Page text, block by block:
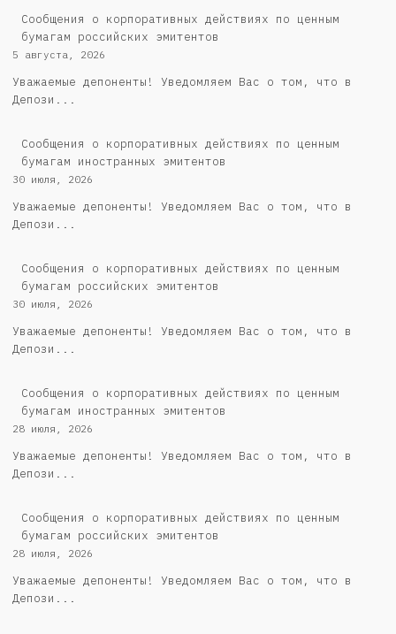
Cообщения о корпоративных действиях по ценным
бумагам российских эмитентов
5 августа, 2026
Уважаемые депоненты! Уведомляем Вас о том, что в
Депози...
Сообщения о корпоративных действиях по ценным
бумагам иностранных эмитентов
30 июля, 2026
Уважаемые депоненты! Уведомляем Вас о том, что в
Депози...
Cообщения о корпоративных действиях по ценным
бумагам российских эмитентов
30 июля, 2026
Уважаемые депоненты! Уведомляем Вас о том, что в
Депози...
Сообщения о корпоративных действиях по ценным
бумагам иностранных эмитентов
28 июля, 2026
Уважаемые депоненты! Уведомляем Вас о том, что в
Депози...
Cообщения о корпоративных действиях по ценным
бумагам российских эмитентов
28 июля, 2026
Уважаемые депоненты! Уведомляем Вас о том, что в
Депози...